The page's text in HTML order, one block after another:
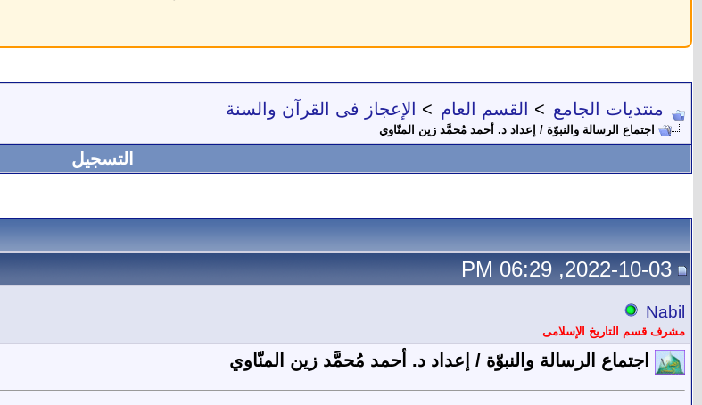
منتديات الجامع > القسم العام > الإعجاز فى القرآن والسنة
اجتماع الرسالة والنبوّة / إعداد د. أحمد مُحمَّد زين المنّاوي
التسجيل
2022-10-03, 06:29 PM
Nabil
مشرف قسم التاريخ الإسلامى
اجتماع الرسالة والنبوّة / إعداد د. أحمد مُحمَّد زين المنّاوي